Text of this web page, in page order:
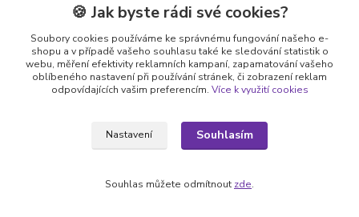
Radka Chamrádová
+420 737 484 708
Výdejna e-shopu: Po-Ne, 8-20 hod.
info@equi-horecky.cz
Frenštát pod Radhoštěm, C 93460 vedená u Krajského soudu v Ostravě
🍪 Jak byste rádi své cookies?
Soubory cookies používáme ke správnému fungování našeho e-
shopu a v případě vašeho souhlasu také ke sledování statistik o
webu, měření efektivity reklamních kampaní, zapamatování vašeho
oblíbeného nastavení při používání stránek, či zobrazení reklam
odpovídajících vašim preferencím. Více k využití cookies
Nastavení Souhlasím
Souhlas můžete odmítnout zde.